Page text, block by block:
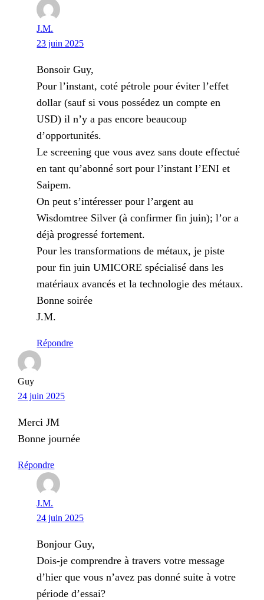
J.M.
23 juin 2025
Bonsoir Guy,
Pour l’instant, coté pétrole pour éviter l’effet
dollar (sauf si vous possédez un compte en
USD) il n’y a pas encore beaucoup
d’opportunités.
Le screening que vous avez sans doute effectué
en tant qu’abonné sort pour l’instant l’ENI et
Saipem.
On peut s’intéresser pour l’argent au
Wisdomtree Silver (à confirmer fin juin); l’or a
déjà progressé fortement.
Pour les transformations de métaux, je piste
pour fin juin UMICORE spécialisé dans les
matériaux avancés et la technologie des métaux.
Bonne soirée
J.M.
Répondre
Guy
24 juin 2025
Merci JM
Bonne journée
Répondre
J.M.
24 juin 2025
Bonjour Guy,
Dois-je comprendre à travers votre message
d’hier que vous n’avez pas donné suite à votre
période d’essai?